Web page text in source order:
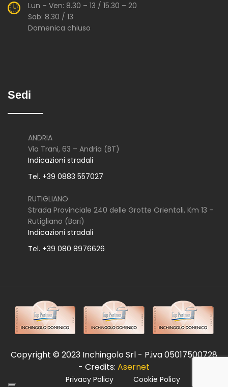
Lun – Ven: 8.30 – 13 / 15.30 – 20
Sab: 8.30 / 13
Domenica chiuso
Sedi
ANDRIA
Via Trani, 63 – Andria (BT)
Indicazioni stradali
Tel. +39 0883 557027
RUTIGLIANO
Strada Provinciale 240 delle Grotte Orientali, Km 13 –
Rutigliano (Bari)
Indicazioni stradali
Tel. +39 080 8976626
Copyright © 2023 Inchingolo Srl - P.iva 05017500728
- Credits: Asernet
Privacy Policy Cookie Policy